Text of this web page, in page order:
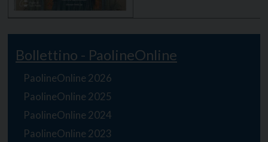
Bollettino - PaolineOnline
PaolineOnline 2026
PaolineOnline 2025
PaolineOnline 2024
PaolineOnline 2023